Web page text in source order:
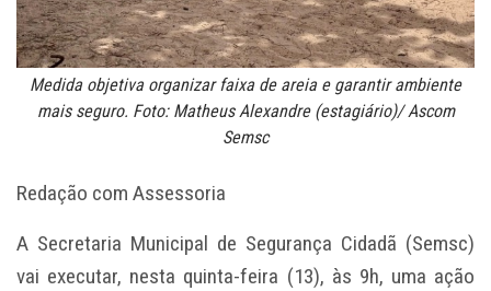
Medida objetiva organizar faixa de areia e garantir ambiente
mais seguro. Foto: Matheus Alexandre (estagiário)/ Ascom
Semsc
Redação com Assessoria
A Secretaria Municipal de Segurança Cidadã (Semsc)
vai executar, nesta quinta-feira (13), às 9h, uma ação